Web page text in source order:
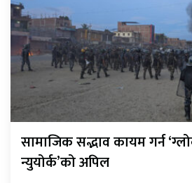
सामाजिक सद्भाव कायम गर्न
न्युयोर्क’को अपिल